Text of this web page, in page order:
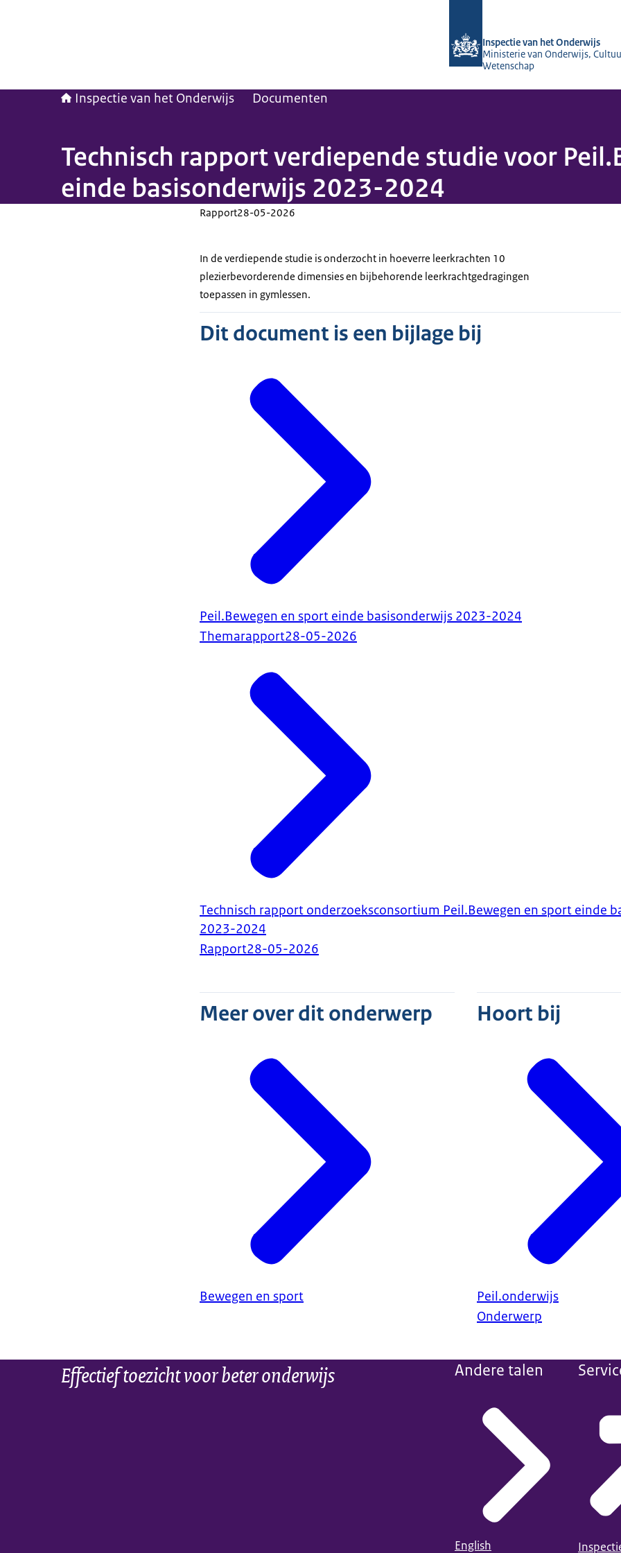
Inspectie van het Onderwijs
Ministerie van Onderwijs,
Wetenschap
Inspectie van het Onderwijs Documenten
Technisch rapport verdiepende studie voor
einde basisonderwijs 2023-2024
Rapport28-05-2026
In de verdiepende studie is onderzocht in hoeverre leerkrachten 10
plezierbevorderende dimensies en bijbehorende leerkrachtgedragingen
toepassen in gymlessen.
Dit document is een bijlage bij
Peil.Bewegen en sport einde basisonderwijs 2023-2024
Themarapport28-05-2026
Technisch rapport onderzoeksconsortium Peil.Bewegen en sport einde
2023-2024
Rapport28-05-2026
Meer over dit onderwerp
Bewegen en sport
Hoort bij
Peil.onderwijs
Onderwerp
Effectief toezicht voor beter onderwijs Andere talen
English